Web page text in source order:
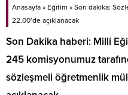
Anasayfa » Eğitim » Son dakika:
22.00’de açıklanacak
Son Dakika haberi: Milli
245 komisyonumuz
sözleşmeli öğretmenlik